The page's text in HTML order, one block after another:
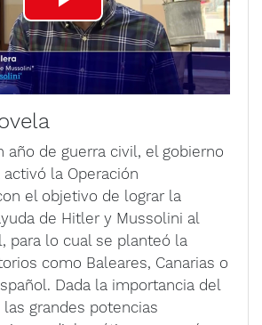
P
l
a
y
V
i
d
e
año de guerra civil, el gobierno
la Operación
el objetivo de lograr la
de Hitler y Mussolini al
para lo cual se planteó la
como Baleares, Canarias o
Dada la importancia del
grandes potencias